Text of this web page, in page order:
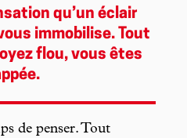
qu’un éclair
immobilise. Tout
flou, vous êtes
de penser. Tout